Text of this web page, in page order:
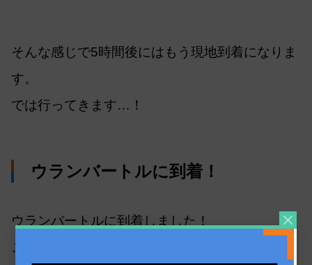
そんな感じで5時間後にはもう現地到着になりま
す。
では行ってきます…！
ウランバートルに到着！
ウランバートルに到着しました！
これから入国審査なのですが、結構並んでいま